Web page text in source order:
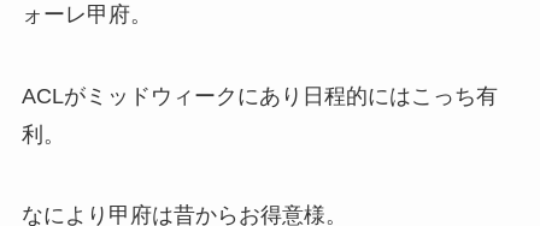
ォーレ甲府。
ACLがミッドウィークにあり日程的にはこっち有
利。
なにより甲府は昔からお得意様。